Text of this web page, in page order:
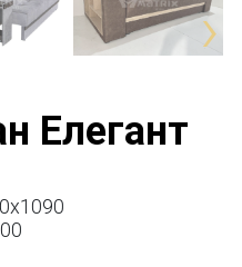
›
Елегант